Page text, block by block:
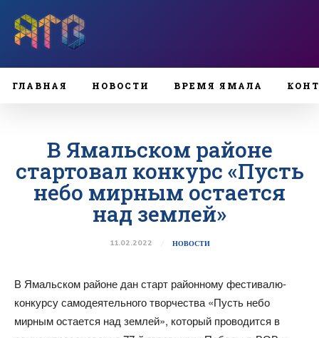
ГЛАВНАЯ НОВОСТИ ВРЕМЯ ЯМАЛА
В Ямальском районе
стартовал конкурс «Пусть
небо мирным остается
над землей»
11.02.2022 НОВОСТИ
В Ямальском районе дан старт районному фестивалю-
конкурсу самодеятельного творчества «Пусть небо
мирным остается над землей», который проводится в